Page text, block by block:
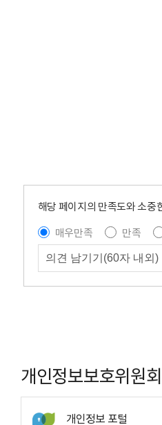
해당 페이지의 만족도와 소중
매우만족
만족
개인정보보호위원
개인정보 포털